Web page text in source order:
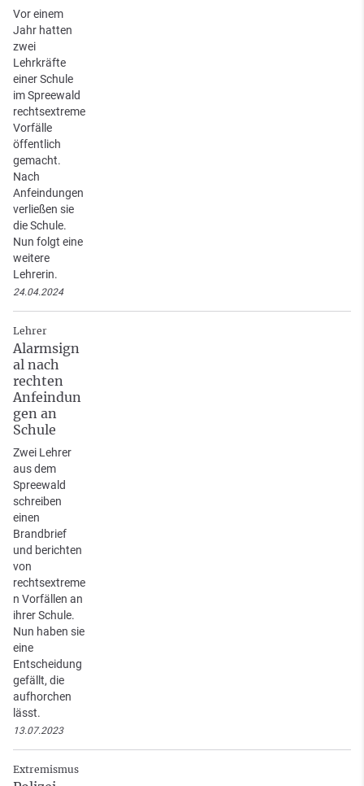
Vor einem
Jahr hatten
zwei
Lehrkräfte
einer Schule
im Spreewald
rechtsextreme
Vorfälle
öffentlich
gemacht.
Nach
Anfeindungen
verließen sie
die Schule.
Nun folgt eine
weitere
Lehrerin.
24.04.2024
Lehrer
Alarmsign
al nach
rechten
Anfeindun
gen an
Schule
Zwei Lehrer
aus dem
Spreewald
schreiben
einen
Brandbrief
und berichten
von
rechtsextreme
n Vorfällen an
ihrer Schule.
Nun haben sie
eine
Entscheidung
gefällt, die
aufhorchen
lässt.
13.07.2023
Extremismus